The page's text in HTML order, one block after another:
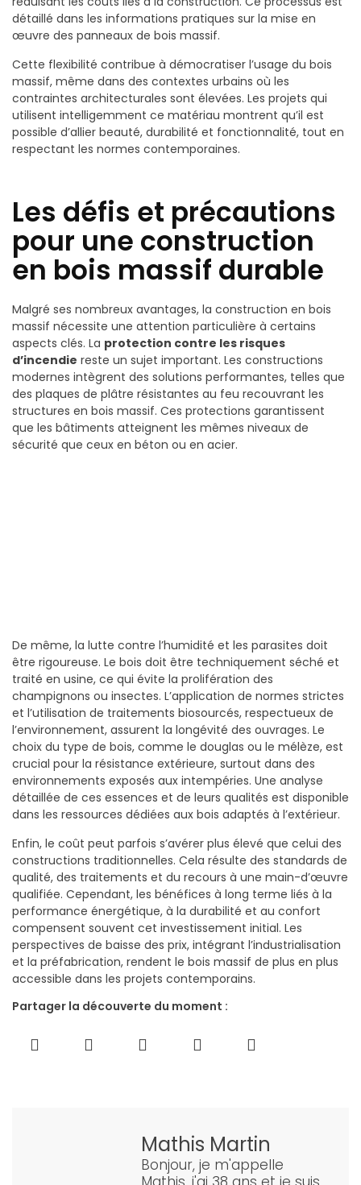
détaillé dans les informations pratiques sur la mise en
œuvre des panneaux de bois massif.
Cette flexibilité contribue à démocratiser l’usage du bois
massif, même dans des contextes urbains où les
contraintes architecturales sont élevées. Les projets qui
utilisent intelligemment ce matériau montrent qu’il est
possible d’allier beauté, durabilité et fonctionnalité, tout en
respectant les normes contemporaines.
Les défis et précautions
pour une construction
en bois massif durable
Malgré ses nombreux avantages, la construction en bois
massif nécessite une attention particulière à certains
aspects clés. La protection contre les risques
d’incendie reste un sujet important. Les constructions
modernes intègrent des solutions performantes, telles que
des plaques de plâtre résistantes au feu recouvrant les
structures en bois massif. Ces protections garantissent
que les bâtiments atteignent les mêmes niveaux de
sécurité que ceux en béton ou en acier.
De même, la lutte contre l’humidité et les parasites doit
être rigoureuse. Le bois doit être techniquement séché et
traité en usine, ce qui évite la prolifération des
champignons ou insectes. L’application de normes strictes
et l’utilisation de traitements biosourcés, respectueux de
l’environnement, assurent la longévité des ouvrages. Le
choix du type de bois, comme le douglas ou le mélèze, est
crucial pour la résistance extérieure, surtout dans des
environnements exposés aux intempéries. Une analyse
détaillée de ces essences et de leurs qualités est disponible
dans les ressources dédiées aux bois adaptés à l’extérieur.
Enfin, le coût peut parfois s’avérer plus élevé que celui des
constructions traditionnelles. Cela résulte des standards de
qualité, des traitements et du recours à une main-d’œuvre
qualifiée. Cependant, les bénéfices à long terme liés à la
performance énergétique, à la durabilité et au confort
compensent souvent cet investissement initial. Les
perspectives de baisse des prix, intégrant l’industrialisation
et la préfabrication, rendent le bois massif de plus en plus
accessible dans les projets contemporains.
Partager la découverte du moment :
Mathis Martin
Bonjour, je m'appelle